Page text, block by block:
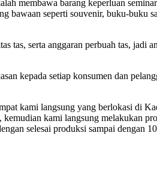
membawa barang keperluan
bawaan seperti souvenir, buku-buku
serta anggaran perbuah tas, jadi
kepada setiap konsumen dan
kami langsung yang berlokasi di
kami langsung melakukan
selesai produksi sampai dengan